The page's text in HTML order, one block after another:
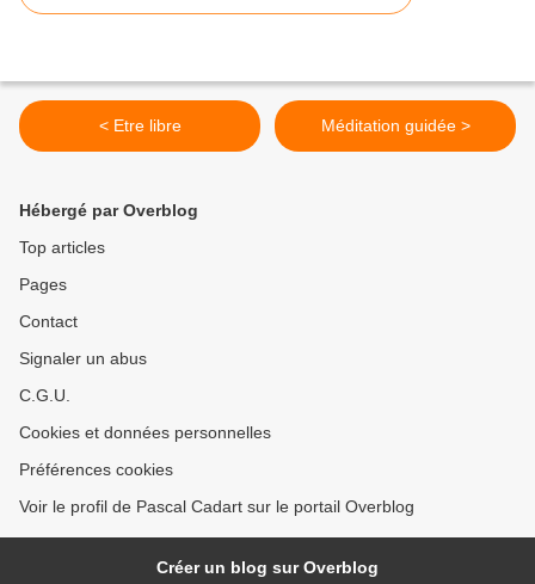
< Etre libre Méditation guidée >
Hébergé par Overblog
Top articles
Pages
Contact
Signaler un abus
C.G.U.
Cookies et données personnelles
Préférences cookies
Voir le profil de Pascal Cadart sur le portail Overblog
Créer un blog sur Overblog